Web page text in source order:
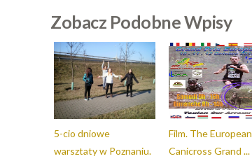
Zobacz Podobne Wpisy
5-cio dniowe
warsztaty w Poznaniu.
Film. The European
Canicross Grand ...